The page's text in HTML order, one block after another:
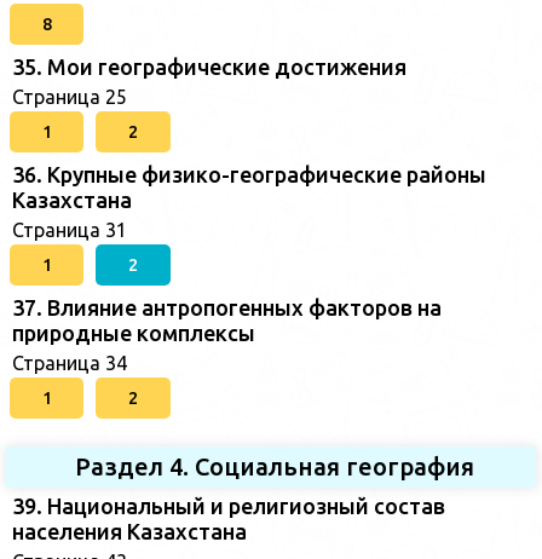
8
35. Мои географические достижения
Страница 25
1 2
36. Крупные физико-географические районы
Казахстана
Страница 31
1 2
37. Влияние антропогенных факторов на
природные комплексы
Страница 34
1 2
Раздел 4. Социальная география
39. Национальный и религиозный состав
населения Казахстана